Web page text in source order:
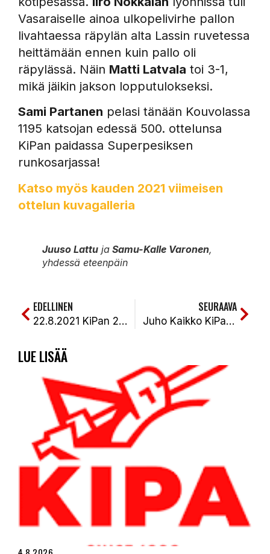
Vasaraiselle ainoa ulkopelivirhe pallon
livahtaessa räpylän alta Lassin ruvetessa
heittämään ennen kuin pallo oli
räpylässä. Näin Matti Latvala toi 3-1,
mikä jäikin jakson lopputulokseksi.
Sami Partanen pelasi tänään Kouvolassa
1195 katsojan edessä 500. ottelunsa
KiPan paidassa Superpesiksen
runkosarjassa!
Katso myös kauden 2021 viimeisen
ottelun kuvagalleria
Juuso Lattu ja Samu-Kalle Varonen,
yhdessä eteenpäin
EDELLINEN
22.8.2021 KiPan 2. jakson voitto Jarkko Matikan kunnarilla ei kantanut supervuoropariin. KiPa-KeKi 1-2 (0-2, 5-4, 0-1)
SEURAAVA
Juho Kaikko KiPan pelinjohtajaksi, Jukka Pennanen päätoimiseksi fysiikkavalmentajaksi
LUE LISÄÄ